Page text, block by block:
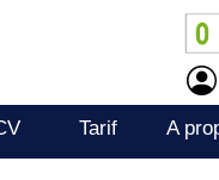
Tarif A